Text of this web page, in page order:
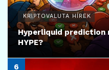
KRIPTOVALUTA HÍREK
Hyperliquid prediction
HYPE?